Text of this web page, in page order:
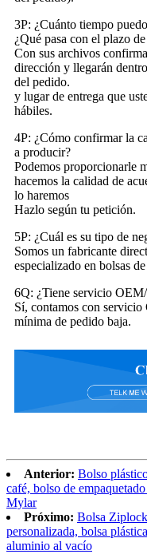
3P: ¿Cuánto tiempo
¿Qué pasa con el plazo
Con sus archivos
dirección y llegarán
del pedido.
y lugar de entrega que
hábiles.
4P: ¿Cómo confirmar la
a producir?
Podemos proporcionarle
hacemos la calidad de
lo haremos
Hazlo según tu petición.
5P: ¿Cuál es su tipo de
Somos un fabricante
especializado en bolsas
6Q: ¿Tiene servicio
Sí, contamos con
mínima de pedido baja.
Anterior: Bolso
café, bolso de
Mylar
Próximo: Bolsa
personalizada, bolsa
aluminio al vacío